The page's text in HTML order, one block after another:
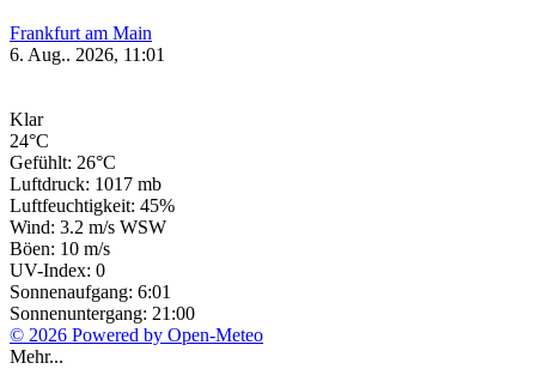
Frankfurt am Main
6. Aug.. 2026, 11:01
Klar
24°C
Gefühlt: 26°C
Luftdruck: 1017 mb
Luftfeuchtigkeit: 45%
Wind: 3.2 m/s WSW
Böen: 10 m/s
UV-Index: 0
Sonnenaufgang: 6:01
Sonnenuntergang: 21:00
© 2026 Powered by Open-Meteo
Mehr...